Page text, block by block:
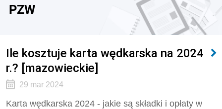
PZW
Ile kosztuje karta wędkarska na 2024
r.? [mazowieckie]
29 mar 2024
Karta wędkarska 2024 - jakie są składki i opłaty w